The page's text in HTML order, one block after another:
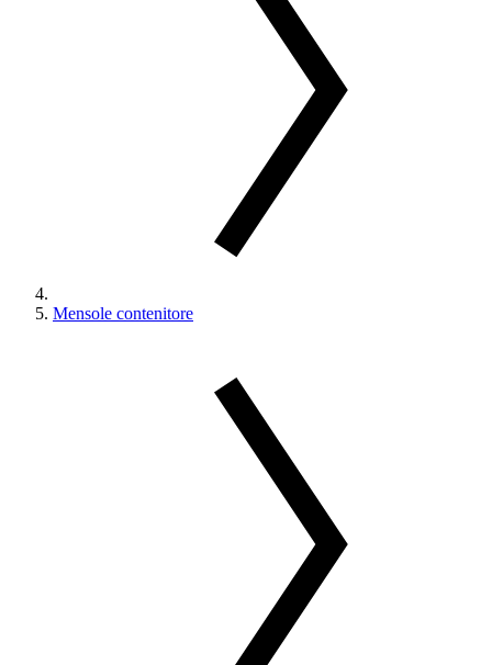
Mensole contenitore